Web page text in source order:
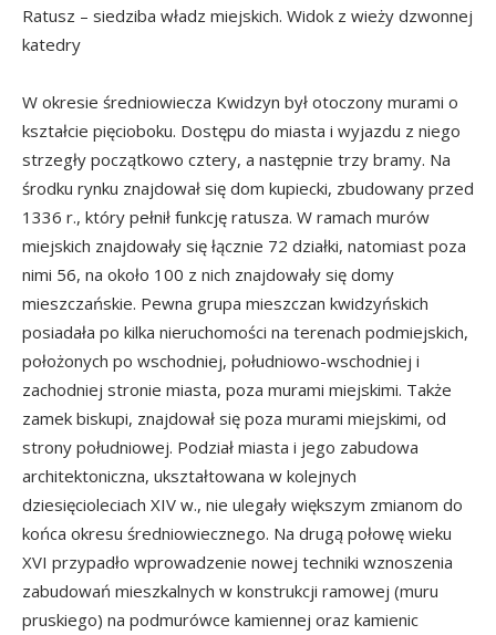
Ratusz – siedziba władz miejskich. Widok z wieży dzwonnej
katedry
W okresie średniowiecza Kwidzyn był otoczony murami o
kształcie pięcioboku. Dostępu do miasta i wyjazdu z niego
strzegły początkowo cztery, a następnie trzy bramy. Na
środku rynku znajdował się dom kupiecki, zbudowany przed
1336 r., który pełnił funkcję ratusza. W ramach murów
miejskich znajdowały się łącznie 72 działki, natomiast poza
nimi 56, na około 100 z nich znajdowały się domy
mieszczańskie. Pewna grupa mieszczan kwidzyńskich
posiadała po kilka nieruchomości na terenach podmiejskich,
położonych po wschodniej, południowo-wschodniej i
zachodniej stronie miasta, poza murami miejskimi. Także
zamek biskupi, znajdował się poza murami miejskimi, od
strony południowej. Podział miasta i jego zabudowa
architektoniczna, ukształtowana w kolejnych
dziesięcioleciach XIV w., nie ulegały większym zmianom do
końca okresu średniowiecznego. Na drugą połowę wieku
XVI przypadło wprowadzenie nowej techniki wznoszenia
zabudowań mieszkalnych w konstrukcji ramowej (muru
pruskiego) na podmurówce kamiennej oraz kamienic